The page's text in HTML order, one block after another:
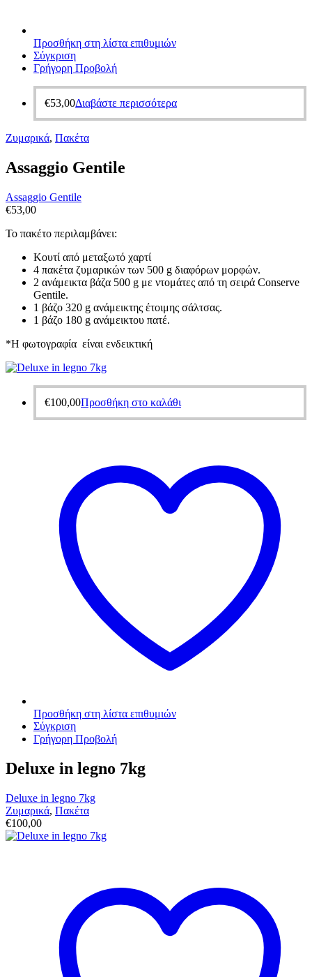
Προσθήκη στη λίστα επιθυμιών
Σύγκριση
Γρήγορη Προβολή
€53,00Διαβάστε περισσότερα
Ζυμαρικά, Πακέτα
Assaggio Gentile
Assaggio Gentile
€53,00
Το πακέτο περιλαμβάνει:
Κουτί από μεταξωτό χαρτί
4 πακέτα ζυμαρικών των 500 g διαφόρων μορφών.
2 ανάμεικτα βάζα 500 g με ντομάτες από τη σειρά Conserve
Gentile.
1 βάζο 320 g ανάμεικτης έτοιμης σάλτσας.
1 βάζο 180 g ανάμεικτου πατέ.
*H φωτογραφία είναι ενδεικτική
€100,00Προσθήκη στο καλάθι
Προσθήκη στη λίστα επιθυμιών
Σύγκριση
Γρήγορη Προβολή
Deluxe in legno 7kg
Deluxe in legno 7kg
Ζυμαρικά, Πακέτα
€100,00